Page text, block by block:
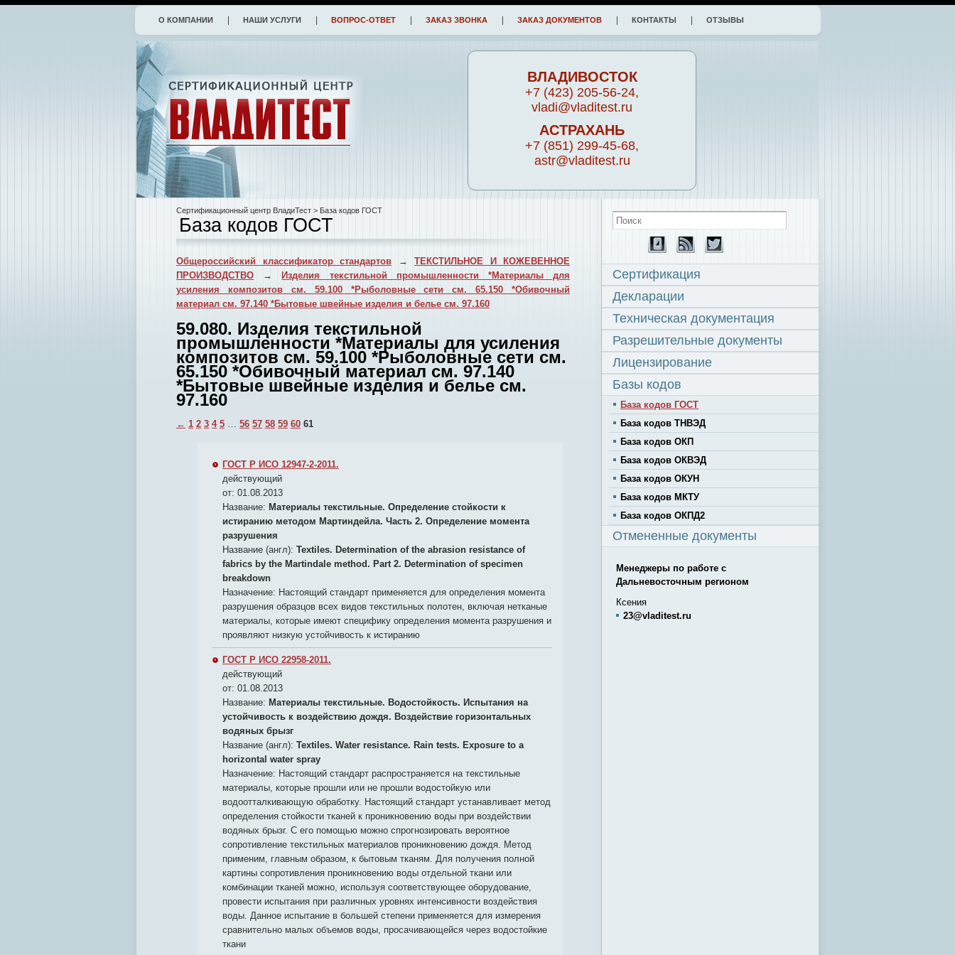
О КОМПАНИИ НАШИ УСЛУГИ ВОПРОС-ОТВЕТ ЗАКАЗ ЗВОНКА ЗАКАЗ ДОКУМЕНТОВ КОНТАКТЫ ОТЗЫВЫ
ВЛАДИВОСТОК
+7 (423) 205-56-24,
vladi@vladitest.ru
АСТРАХАНЬ
+7 (851) 299-45-68,
astr@vladitest.ru
Сертификационный центр ВладиТест > База кодов ГОСТ
База кодов ГОСТ
Общероссийский классификатор стандартов → ТЕКСТИЛЬНОЕ И КОЖЕВЕННОЕ
ПРОИЗВОДСТВО →
Изделия текстильной промышленности *Материалы для
усиления композитов см. 59.100 *Рыболовные сети см. 65.150 *Обивочный
материал см. 97.140 *Бытовые швейные изделия и белье см. 97.160
59.080. Изделия текстильной
промышленности *Материалы для усиления
композитов см. 59.100 *Рыболовные сети см.
65.150 *Обивочный материал см. 97.140
*Бытовые швейные изделия и белье см.
97.160
← 1 2 3 4 5 … 56 57 58 59 60 61
ГОСТ Р ИСО 12947-2-2011.
действующий
от: 01.08.2013
Название: Материалы текстильные. Определение стойкости к
истиранию методом Мартиндейла. Часть 2. Определение момента
разрушения
Название (англ): Textiles. Determination of the abrasion resistance of
fabrics by the Martindale method. Part 2. Determination of specimen
breakdown
Назначение: Настоящий стандарт применяется для определения момента
разрушения образцов всех видов текстильных полотен, включая нетканые
материалы, которые имеют специфику определения момента разрушения и
проявляют низкую устойчивость к истиранию
ГОСТ Р ИСО 22958-2011.
действующий
от: 01.08.2013
Название: Материалы текстильные. Водостойкость. Испытания на
устойчивость к воздействию дождя. Воздействие горизонтальных
водяных брызг
Название (англ): Textiles. Water resistance. Rain tests. Exposure to a
horizontal water spray
Назначение: Настоящий стандарт распространяется на текстильные
материалы, которые прошли или не прошли водостойкую или
водоотталкивающую обработку. Настоящий стандарт устанавливает метод
определения стойкости тканей к проникновению воды при воздействии
водяных брызг. С его помощью можно спрогнозировать вероятное
сопротивление текстильных материалов проникновению дождя. Метод
применим, главным образом, к бытовым тканям. Для получения полной
картины сопротивления проникновению воды отдельной ткани или
комбинации тканей можно, используя соответствующее оборудование,
провести испытания при различных уровнях интенсивности воздействия
воды. Данное испытание в большей степени применяется для измерения
сравнительно малых объемов воды, просачивающейся через водостойкие
ткани
Сертификация
Декларации
Техническая документация
Разрешительные документы
Лицензирование
Базы кодов
База кодов ГОСТ
База кодов ТНВЭД
База кодов ОКП
База кодов ОКВЭД
База кодов ОКУН
База кодов МКТУ
База кодов ОКПД2
Отмененные документы
Менеджеры по работе с
Дальневосточным регионом
Ксения
23@vladitest.ru